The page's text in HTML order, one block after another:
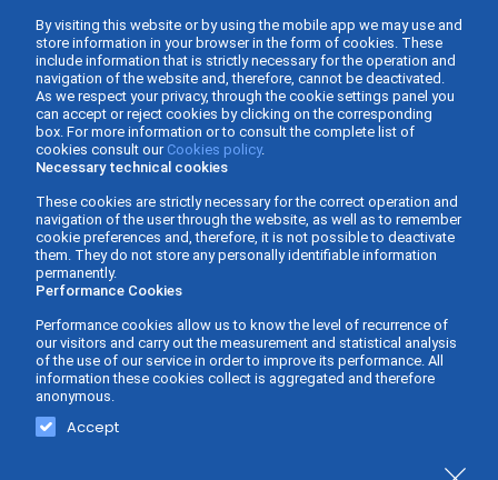
Gabinete Asesor Fernàndez - Business Consulting ©
2026 -
Privacy policy
By visiting this website or by using the mobile app we may use and
store information in your browser in the form of cookies. These
include information that is strictly necessary for the operation and
navigation of the website and, therefore, cannot be deactivated.
As we respect your privacy, through the cookie settings panel you
can accept or reject cookies by clicking on the corresponding
box. For more information or to consult the complete list of
cookies consult our Cookies policy.
Necessary technical cookies
These cookies are strictly necessary for the correct operation and
navigation of the user through the website, as well as to remember
cookie preferences and, therefore, it is not possible to deactivate
them. They do not store any personally identifiable information
permanently.
Performance Cookies
Performance cookies allow us to know the level of recurrence of
our visitors and carry out the measurement and statistical analysis
of the use of our service in order to improve its performance. All
information these cookies collect is aggregated and therefore
anonymous.
Accept